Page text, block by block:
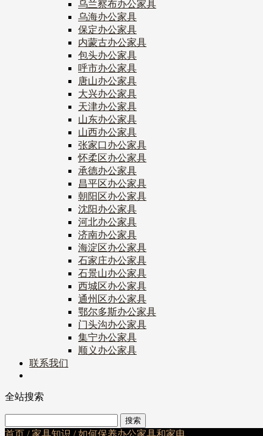
乌兰察布办公家具
乌海办公家具
保定办公家具
内蒙古办公家具
包头办公家具
呼市办公家具
唐山办公家具
大兴办公家具
天津办公家具
山东办公家具
山西办公家具
张家口办公家具
怀柔区办公家具
承德办公家具
昌平区办公家具
朝阳区办公家具
沈阳办公家具
河北办公家具
济南办公家具
海淀区办公家具
石家庄办公家具
石景山办公家具
西城区办公家具
通州区办公家具
鄂尔多斯办公家具
门头沟办公家具
集宁办公家具
顺义办公家具
联系我们
全站搜索
首页 /家具知识 / 如何保养办公家具和家电